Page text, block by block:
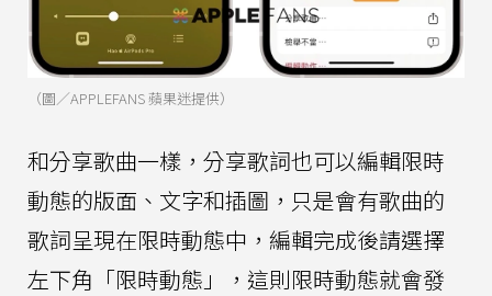
（圖／APPLEFANS 蘋果迷提供）
和分享歌曲一樣，分享歌詞也可以編輯限時
動態的版面、文字和插圖，只是會有歌曲的
歌詞呈現在限時動態中，編輯完成後請選擇
左下角「限時動態」，這則限時動態就會發